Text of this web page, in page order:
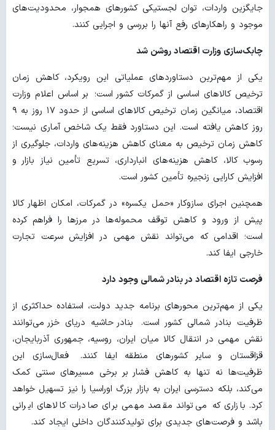
جایگزین واردات، توان لجستیکی کشورهای همجوار، محدودیت‌های
موجود و راهکارهای رفع آنها را بررسی و اجرایی کنند.
چابک‌سازی وزارت اقتصاد روشن شد
یکی از مهم‌ترین دستاوردهای عملیاتی این رویکرد، کاهش زمان
ترخیص کالاهای اساسی از گمرکات کشور است؛ بر اساس اعلام وزارت
اقتصاد، میانگین زمان ترخیص کالاهای اساسی از حدود ۱۷ روز به ۹
روز کاهش یافته است. این دستاورد فقط یک شاخص آماری نیست؛
کاهش زمان ترخیص به معنای کاهش هزینه‌های واردات، جلوگیری از
رسوب کالا، کاهش هزینه‌های انبارداری، تسریع تأمین نیاز بازار و
افزایش کارایی زنجیره تأمین کشور است.
همچنین اجرای سازوکار «حمل یکسره» در گمرکات، امکان اظهار کالا
پیش از ورود و کاهش توقف محموله‌ها در مرزها را فراهم کرده
است؛ اقدامی که می‌تواند نقش مهمی در افزایش سرعت تجارت
خارجی ایفا کند.
فرصت تازه اقتصاد در بنادر شمالی وجود دارد
یکی از مهم‌ترین محورهای برنامه جدید دولت، استفاده حداکثری از
ظرفیت بنادر شمالی کشور است.
بنادر حاشیه دریای خزر می‌توانند
نقش مهمی در انتقال کالا میان ایران، روسیه، جمهوری آذربایجان،
قزاقستان و سایر کشورهای منطقه ایفا کنند.
فعال‌سازی این
ظرفیت‌ها نه تنها به کاهش فشار بر برخی مسیرهای سنتی کمک
می‌کند، بلکه دسترسی ایران به بازار بزرگ اوراسیا را نیز تسهیل خواهد
کرد. بازاری که می‌تواند مقصد مهمی برای صادرات کالاهای ایرانی
باشد و فرصت‌های جدیدی برای تولیدکنندگان داخلی ایجاد کند.